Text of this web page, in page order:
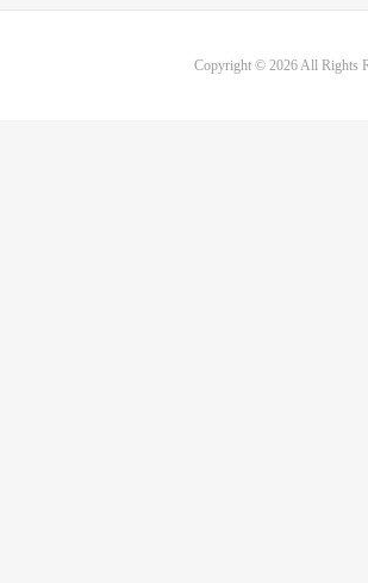
Copyright © 2026 All Rights